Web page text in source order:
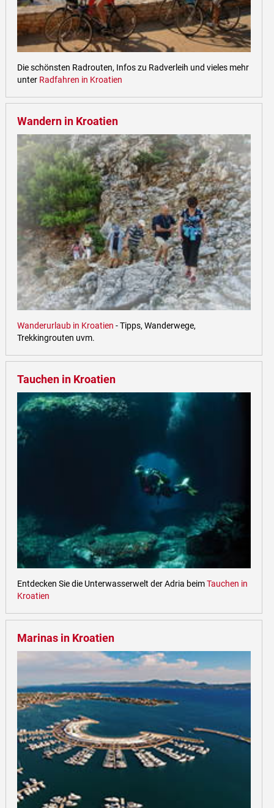
Die schönsten Radrouten, Infos zu Radverleih und vieles mehr
unter Radfahren in Kroatien
Wandern in Kroatien
Wanderurlaub in Kroatien - Tipps, Wanderwege,
Trekkingrouten uvm.
Tauchen in Kroatien
Entdecken Sie die Unterwasserwelt der Adria beimTauchen in
Kroatien
Marinas in Kroatien